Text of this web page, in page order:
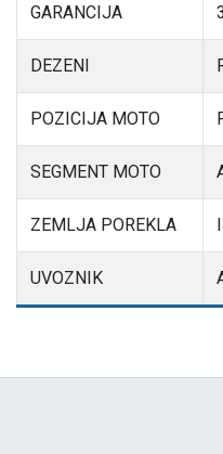
GARANCIJA
DEZENI
POZICIJA MOTO
SEGMENT MOTO
ZEMLJA POREKLA
UVOZNIK